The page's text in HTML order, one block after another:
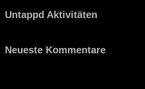
Untappd Aktivitäten
Neueste Kommentare